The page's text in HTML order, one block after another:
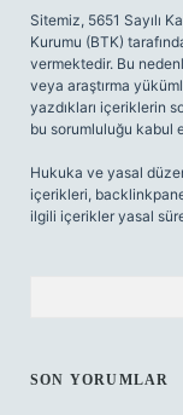
Sitemiz, 5651 Sayılı
Kurumu (BTK)
vermektedir. Bu
veya araştırma
yazdıkları içeriklerin
bu sorumluluğu kabul
Hukuka ve yasal
içerikleri,
ilgili içerikler yasal
SON YORUMLAR